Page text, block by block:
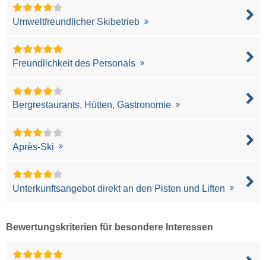
Umweltfreundlicher Skibetrieb
Freundlichkeit des Personals
Bergrestaurants, Hütten, Gastronomie
Après-Ski
Unterkunftsangebot direkt an den Pisten und Liften
Bewertungskriterien für besondere Interessen